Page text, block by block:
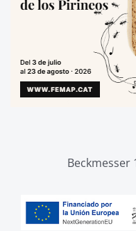
Beckmesser